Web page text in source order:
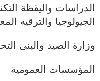
الدراسات واليقظة
الجيولوجيا والترقية
وزارة الصيد والبنى
المؤسسات العمومية